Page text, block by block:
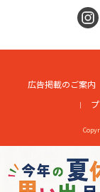
広告掲載のご案内